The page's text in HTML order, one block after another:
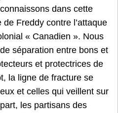
dans cette
de Freddy contre l’attaque
« Canadien ». Nous
séparation entre bons et
et protectrices de
la ligne de fracture se
et celles qui veillent sur
les partisans des